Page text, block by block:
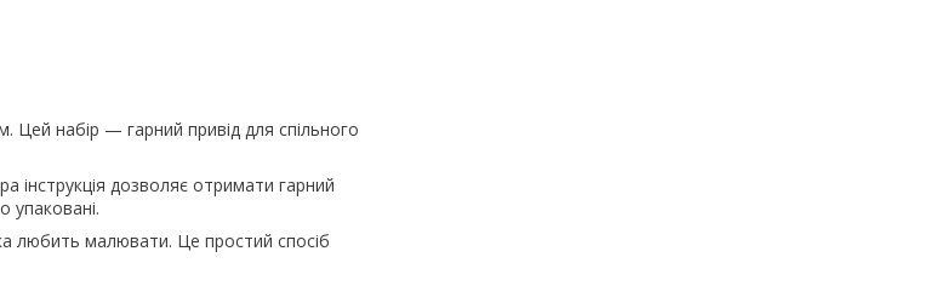
Цей набір — гарний привід для спільного
інструкція дозволяє отримати гарний
упаковані.
любить малювати. Це простий спосіб